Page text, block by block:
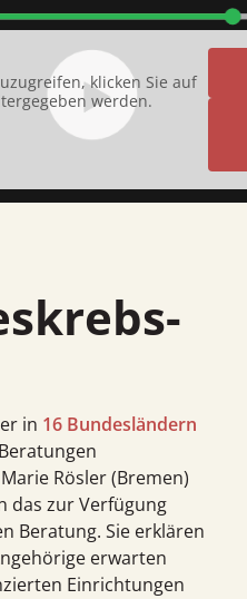
klicken Sie auf
werden.
in 16 Bundesländern
Rösler (Bremen)
das zur Verfügung
Beratung. Sie erklären
erwarten
Einrichtungen